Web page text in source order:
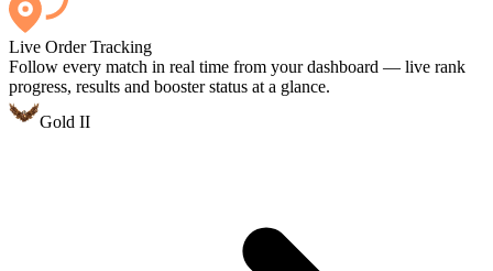
Live Order Tracking
Follow every match in real time from your dashboard — live rank
progress, results and booster status at a glance.
Gold II